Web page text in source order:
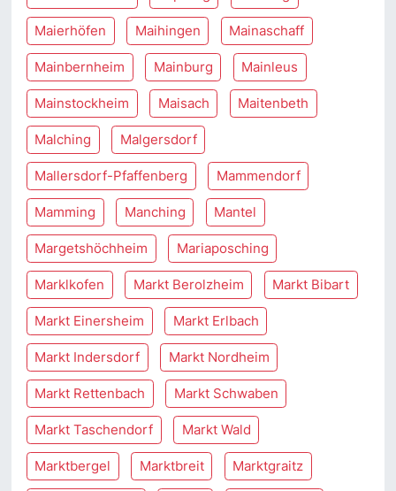
Maierhöfen Maihingen Mainaschaff
Mainbernheim Mainburg Mainleus
Mainstockheim Maisach Maitenbeth
Malching Malgersdorf
Mallersdorf-Pfaffenberg Mammendorf
Mamming Manching Mantel
Margetshöchheim Mariaposching
Marklkofen Markt Berolzheim Markt Bibart
Markt Einersheim Markt Erlbach
Markt Indersdorf Markt Nordheim
Markt Rettenbach Markt Schwaben
Markt Taschendorf Markt Wald
Marktbergel Marktbreit Marktgraitz